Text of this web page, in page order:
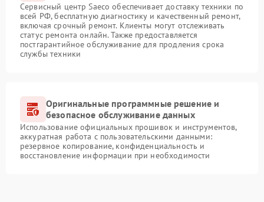
Сервисный центр Saeco обеспечивает доставку техники по
всей РФ, бесплатную диагностику и качественный ремонт,
включая срочный ремонт. Клиенты могут отслеживать
статус ремонта онлайн. Также предоставляется
постгарантийное обслуживание для продления срока
службы техники
Оригинальные программные решение и
безопасное обслуживание данных
Использование официальных прошивок и инструментов,
аккуратная работа с пользовательскими данными:
резервное копирование, конфиденциальность и
восстановление информации при необходимости